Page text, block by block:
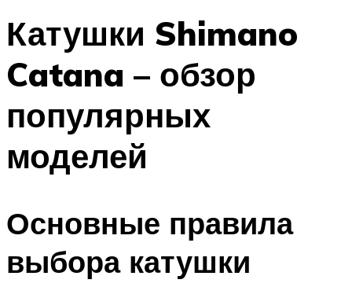
Катушки Shimano
Catana – обзор
популярных
моделей
Основные правила
выбора катушки